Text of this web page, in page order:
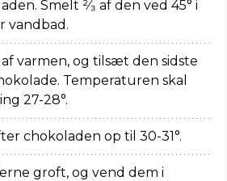
Smelt ²⁄₃ af den ved 45° i
vandbad.
varmen, og tilsæt den sidste
Temperaturen skal
27-28°.
chokoladen op til 30-31°.
groft, og vend dem i